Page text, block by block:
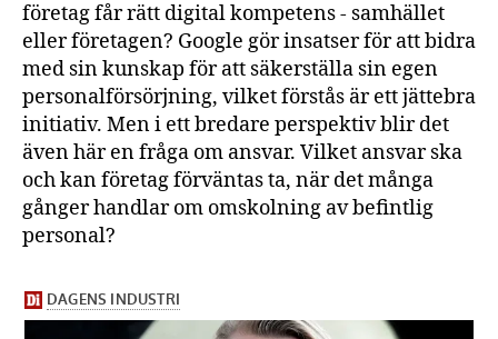
företag får rätt digital kompetens - samhället
eller företagen? Google gör insatser för att bidra
med sin kunskap för att säkerställa sin egen
personalförsörjning, vilket förstås är ett jättebra
initiativ. Men i ett bredare perspektiv blir det
även här en fråga om ansvar. Vilket ansvar ska
och kan företag förväntas ta, när det många
gånger handlar om omskolning av befintlig
personal?